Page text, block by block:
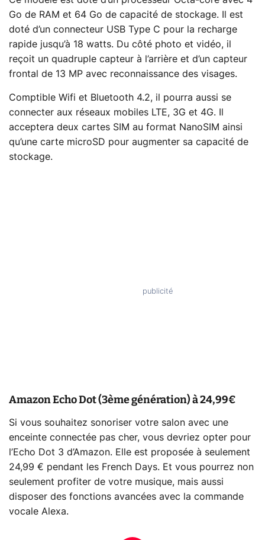
Go de RAM et 64 Go de capacité de stockage. Il est
doté d’un connecteur USB Type C pour la recharge
rapide jusqu’à 18 watts. Du côté photo et vidéo, il
reçoit un quadruple capteur à l’arrière et d’un capteur
frontal de 13 MP avec reconnaissance des visages.
Comptible Wifi et Bluetooth 4.2, il pourra aussi se
connecter aux réseaux mobiles LTE, 3G et 4G. Il
acceptera deux cartes SIM au format NanoSIM ainsi
qu’une carte microSD pour augmenter sa capacité de
stockage.
Amazon Echo Dot (3ème génération) à 24,99€
Si vous souhaitez sonoriser votre salon avec une
enceinte connectée pas cher, vous devriez opter pour
l’Echo Dot 3 d’Amazon. Elle est proposée à seulement
24,99 € pendant les French Days. Et vous pourrez non
seulement profiter de votre musique, mais aussi
disposer des fonctions avancées avec la commande
vocale Alexa.